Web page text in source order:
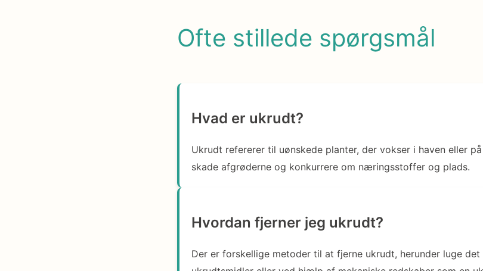
Ofte stillede spørgsmål
Hvad er ukrudt?
Ukrudt refererer til uønskede planter, der vokser i haven eller
skade afgrøderne og konkurrere om næringsstoffer og plads.
Hvordan fjerner jeg ukrudt?
Der er forskellige metoder til at fjerne ukrudt, herunder luge det